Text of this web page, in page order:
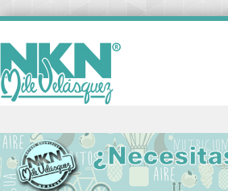
Skip to content